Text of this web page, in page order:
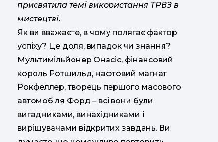
присвятила темі використання ТРВЗ в
мистецтві.
Як ви вважаєте, в чому полягає фактор
успіху? Це доля, випадок чи знання?
Мультимільйонер Онасіс, фінансовий
король Ротшильд, нафтовий магнат
Рокфеллер, творець першого масового
автомобіля Форд – всі вони були
вигадниками, винахідниками і
вирішувачами відкритих завдань. Ви